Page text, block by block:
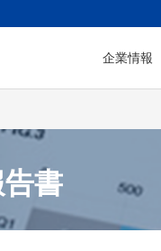
企業情報
書